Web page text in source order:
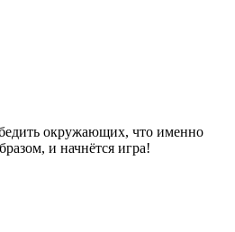
окружающих, что именно
и начнётся игра!